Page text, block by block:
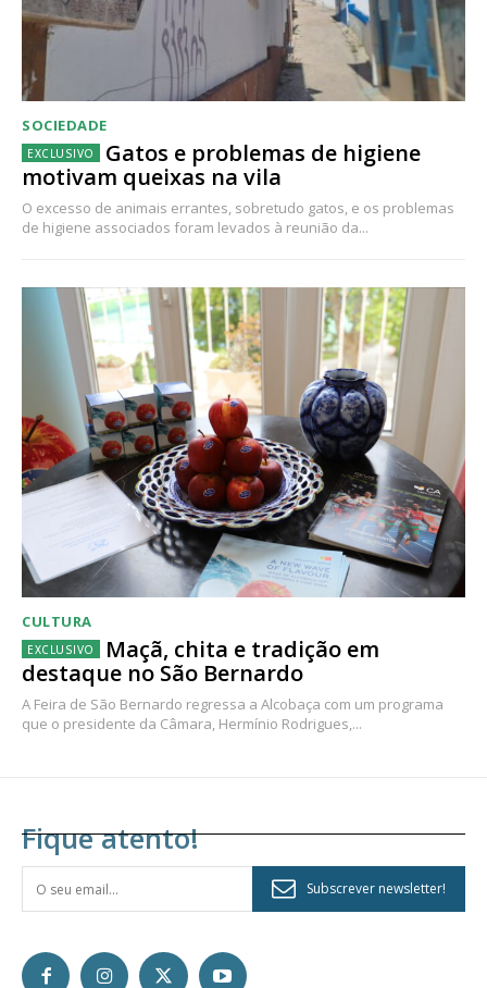
SOCIEDADE
Gatos e problemas de higiene
motivam queixas na vila
O excesso de animais errantes, sobretudo gatos, e os problemas
de higiene associados foram levados à reunião da...
CULTURA
Maçã, chita e tradição em
destaque no São Bernardo
A Feira de São Bernardo regressa a Alcobaça com um programa
que o presidente da Câmara, Hermínio Rodrigues,...
Fique atento!
Subscrever newsletter!